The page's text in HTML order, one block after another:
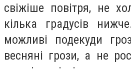
свіжіше повітря, не
кілька градусів
можливі подекуди
весняні грози, а не